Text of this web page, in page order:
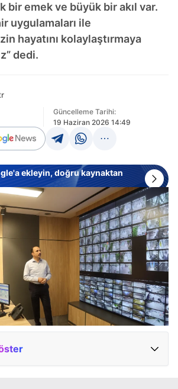
bir emek ve büyük bir akıl var.
uygulamaları ile
hayatını kolaylaştırmaya
dedi.
Güncelleme Tarihi:
19 Haziran 2026 14:49
ekleyin, doğru kaynaktan